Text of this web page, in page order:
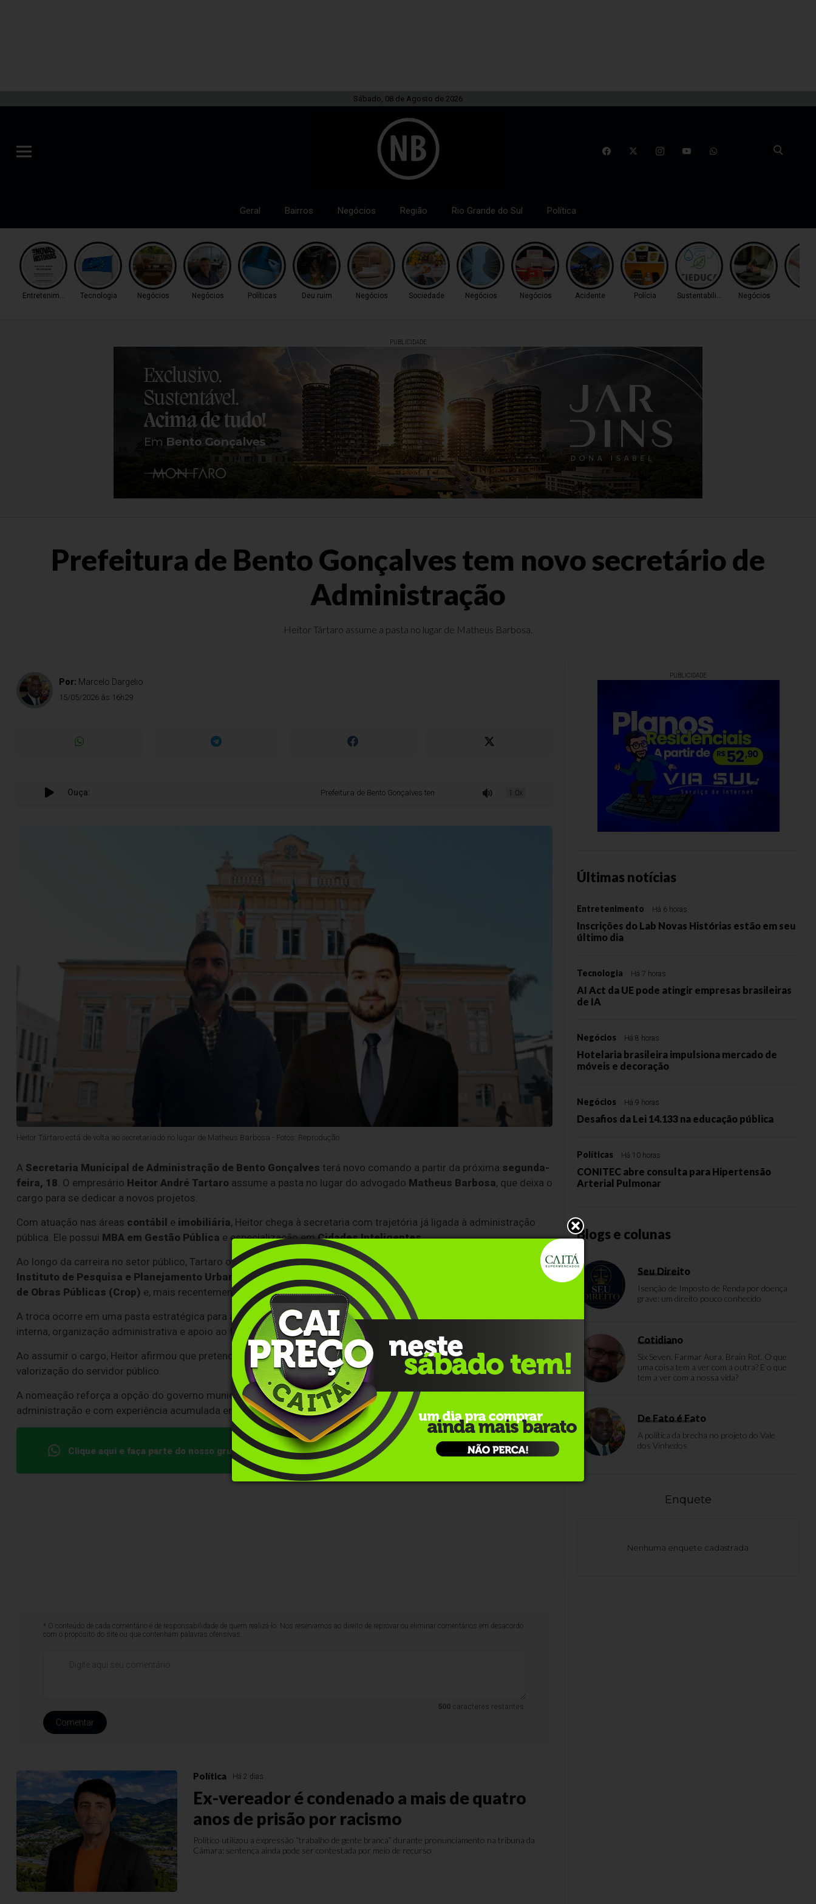
Sábado, 08 de Agosto de 2026
Geral Bairros Negócios Região Rio Grande do Sul Política
Entretenimento Tecnologia Negócios Negócios Políticas Deu ruim Negócios Sociedade Negócios Negócios Acidente Polícia Sustentabilidade Negócios
PUBLICIDADE
Prefeitura de Bento Gonçalves tem novo secretário de
Administração
Heitor Tártaro assume a pasta no lugar de Matheus Barbosa.
Por: Marcelo Dargelio
15/05/2026 às 16h29
Ouça: Prefeitura de Bento Gonçalves tem novo secretário de Administração
1.0x
Heitor Tártaro está de volta ao secretariado no lugar de Matheus Barbosa - Fotos: Reprodução
A Secretaria Municipal de Administração de Bento Gonçalves terá novo comando a partir da próxima segunda-
feira, 18. O empresário Heitor André Tartaro assume a pasta no lugar do advogado Matheus Barbosa, que deixa o
cargo para se dedicar a novos projetos.
Com atuação nas áreas contábil e imobiliária, Heitor chega à secretaria com trajetória já ligada à administração
pública. Ele possui MBA em Gestão Pública e especialização em Cidades Inteligentes.
Ao longo da carreira no setor público, Tartaro ocupou funções comosecretário adjunto de Finanças
Instituto de Pesquisa e Planejamento Urbano (Ipurb)
coordenador regional da 16ª Coordenadoria Regional
de Obras Públicas (Crop) e, mais recentemente, secretário adjunto de Governo.
A troca ocorre em uma pasta estratégica para a máquina pública municipal, responsável por áreas ligadas à gestão
interna, organização administrativa e apoio ao funcionamento dos serviços do Executivo.
Ao assumir o cargo, Heitor afirmou que pretende dar continuidade aos projetos em andamento e manter foco na
valorização do servidor público.
A nomeação reforça a opção do governo municipal por um nome com passagem por diferentes setores da
administração e com experiência acumulada em planejamento e gestão.
Clique aqui e faça parte do nosso grupo no WhatsApp
* O conteúdo de cada comentário é de responsabilidade de quem realizá-lo. Nos reservamos ao direito de reprovar ou eliminar comentários em desacordo
com o propósito do site ou que contenham palavras ofensivas.
500caracteres restantes.
Comentar
Política Há 2 dias
Ex-vereador é condenado a mais de quatro
anos de prisão por racismo
Político utilizou a expressão “trabalho de gente branca” durante pronunciamento na tribuna da
Câmara; sentença ainda pode ser contestada por meio de recurso
PUBLICIDADE
Últimas notícias
Entretenimento Há 6 horas
Inscrições do Lab Novas Histórias estão em seu
último dia
Tecnologia Há 7 horas
AI Act da UE pode atingir empresas brasileiras
de IA
Negócios Há 8 horas
Hotelaria brasileira impulsiona mercado de
móveis e decoração
Negócios Há 9 horas
Desafios da Lei 14.133 na educação pública
Políticas Há 10 horas
CONITEC abre consulta para Hipertensão
Arterial Pulmonar
Blogs e colunas
Seu Direito
Isenção de Imposto de Renda por doença
grave: um direito pouco conhecido
Cotidiano
Six Seven, Farmar Aura, Brain Rot. O que
uma coisa tem a ver com a outra? E o que
tem a ver com a nossa vida?
De Fato é Fato
A política da brecha no projeto do Vale
dos Vinhedos
Enquete
Nenhuma enquete cadastrada